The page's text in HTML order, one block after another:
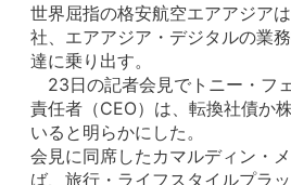
世界屈指の格安航空エアアジア
社、エアアジア・デジタルの業
達に乗り出す。
23日の記者会見でトニー・フ
責任者（CEO）は、転換社債か
いると明らかにした。
会見に同席したカマルディン・
ば、旅行・ライフスタイルプラ